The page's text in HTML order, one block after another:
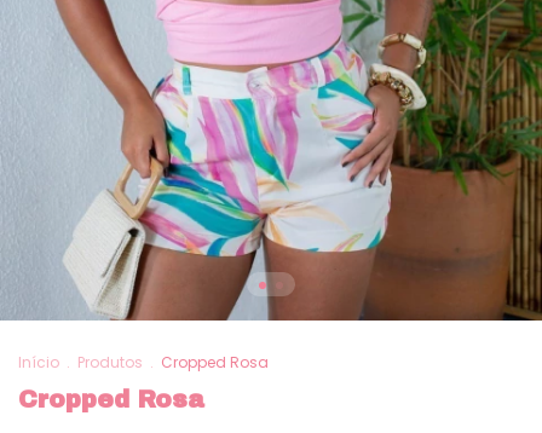
Início . Produtos . Cropped Rosa
Cropped Rosa